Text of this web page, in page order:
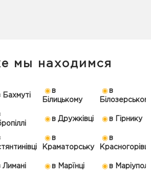
мы находимся
Бахмуті
в
Білицькому
в
в Дружківці в Гірнику
в
Краматорську
в
Красногорівці
Лимані в Марїнці в Маріуполі